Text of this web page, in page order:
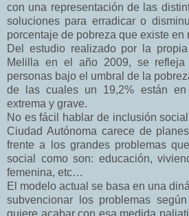
con una representación de las
soluciones para erradicar o
porcentaje de pobreza que existe en
Del estudio realizado por la
Melilla en el año 2009, se
personas bajo el umbral de la
de las cuales un 19,2% están en
extrema y grave.
No es fácil hablar de inclusión
Ciudad Autónoma carece de
frente a los grandes problemas
social como son: educación,
femenina, etc…
El modelo actual se basa en una
subvencionar los problemas
quiere acabar con esa medida